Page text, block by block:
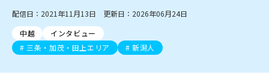
佐渡
新潟市・開店
新潟市・閉店
長岡市・開店
長岡市・閉店
上越市・開店
ラーメン・開店
ラーメン・閉店
スイーツ
スポーツ
習い事・塾 アパレル・雑貨
フィットネス・ジム
観光スポット
温泉・入浴 ホテル
リラクゼーション・整体
スキー場
リユース・買取
セツコママ ランキング 新潟人
キャンペーン
開店まとめ
閉店まとめ
ラーメンまとめ
飲食店まとめ
ファッション 生活サービス
配信日：2021年11月13日 更新日：2026年06月24日
中越
インタビュー
三条・加茂・田上エリア
新潟人